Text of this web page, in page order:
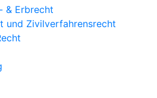
& Erbrecht
und Zivilverfahrensrecht